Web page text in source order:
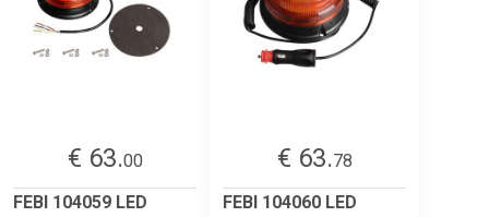
€ 63.00
FEBI 104059 LED
€ 63.78
FEBI 104060 LED